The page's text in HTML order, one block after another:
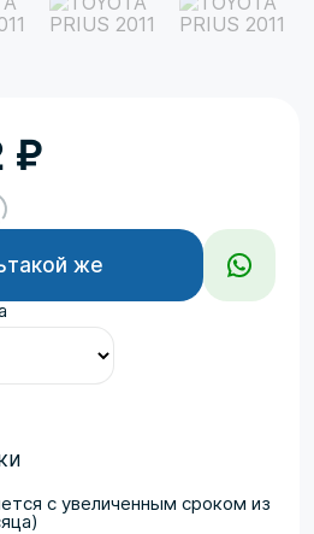
₽
такой же
с увеличенным сроком из